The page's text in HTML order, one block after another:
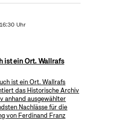
Uhr
ist ein Ort. Wallrafs
ist ein Ort. Wallrafs
das Historische Archiv
anhand ausgewählter
Nachlässe für die
von Ferdinand Franz